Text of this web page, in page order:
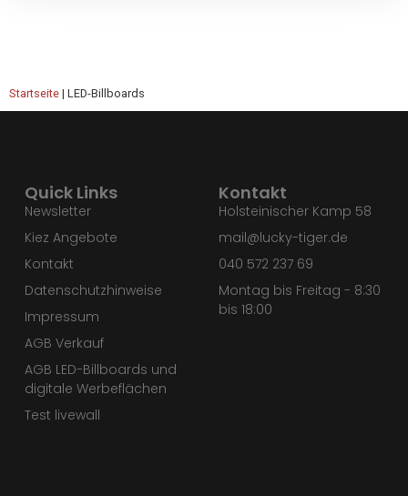
Startseite | LED-Billboards
Quick Links
Newsletter
Kiez Angebote
Kontakt
Datenschutzhinweise
Impressum
AGB Verkauf
AGB LED-Billboards und
digitale Werbeflächen
Test livewall
Kontakt
Holsteinischer Kamp 58
mail@lucky-tiger.de
040 572 237 69
Montag bis Freitag - 8:30
bis 18:00